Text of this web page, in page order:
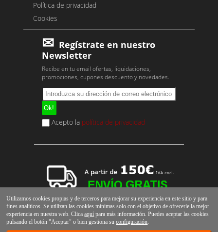
Política de privacidad
Cookies
Regístrate en nuestro
Newsletter
Recibe en tu email ofertas, liquidaciones,
promociones, cupones descuento y novedades.
Acepto la política de privacidad
Utilizamos cookies propias y de terceros para mejorar su experiencia en este sitio y para
fines analíticos. Se utilizan las cookies mínimas solo con el objetivo de ofrecerle la mejor
experiencia en nuestra web. Clicaaquí para más información. Puedes aceptar las cookies
pulsando el botón "Aceptar" o bien gestiona suconfiguración.